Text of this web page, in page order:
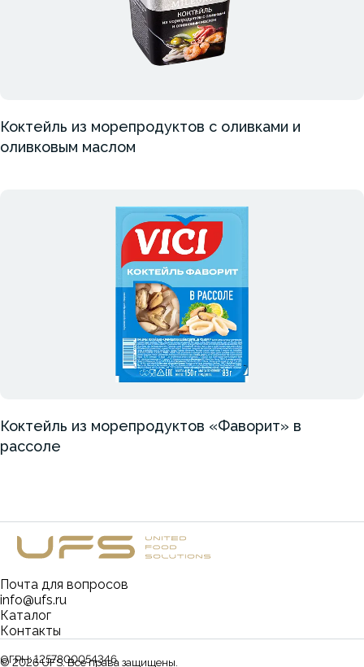
Коктейль из морепродуктов с оливками и
оливковым маслом
Коктейль из морепродуктов «Фаворит» в
рассоле
Каталог
Контакты
Почта для вопросов
info@ufs.ru
©2026UFS. Все права защищены.
ОГРН:1257800054346